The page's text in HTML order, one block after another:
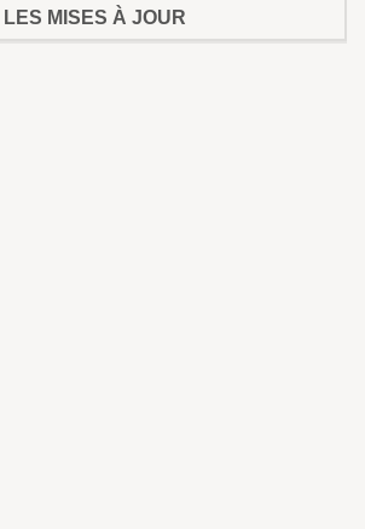
LES MISES À JOUR